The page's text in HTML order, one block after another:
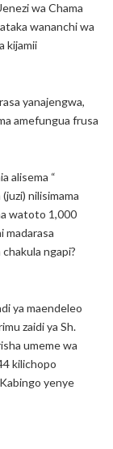
wa Chama
wananchi wa
kijamii
yanajengwa,
amefungua frusa
alisema “
nilisimama
watoto 1,000
madarasa
ngapi?
ya maendeleo
zaidi ya Sh.
umeme wa
kilichopo
yenye